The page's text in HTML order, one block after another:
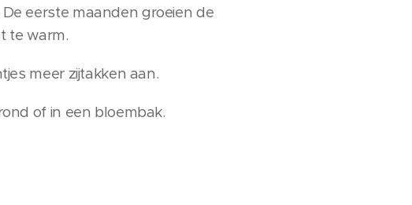
eerste maanden groeien de
te warm.
meer zijtakken aan.
of in een bloembak.